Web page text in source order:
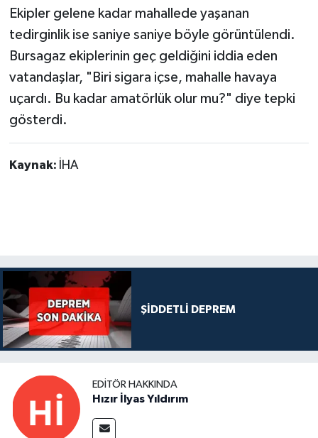
Ekipler gelene kadar mahallede yaşanan
tedirginlik ise saniye saniye böyle görüntülendi.
Bursagaz ekiplerinin geç geldiğini iddia eden
vatandaşlar, "Biri sigara içse, mahalle havaya
uçardı. Bu kadar amatörlük olur mu?" diye tepki
gösterdi.
Kaynak: İHA
ŞİDDETLİ DEPREM
EDITÖR HAKKINDA
Hızır İlyas Yıldırım